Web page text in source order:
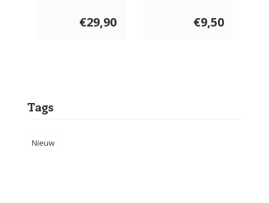
€29,90 €9,50
Tags
Nieuw